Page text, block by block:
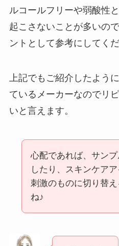
ルコールフリーや弱酸性
起こさないことが多いの
ントとして参考にしてくだ
上記でもご紹介したよう
ているメーカーなのでリ
いと言えます。
心配であれば、サン
したり、スキンケア
刺激のものに切り替
ね♪